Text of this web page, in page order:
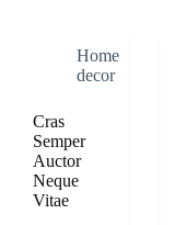
Home
decor
Cras
Semper
Auctor
Neque
Vitae